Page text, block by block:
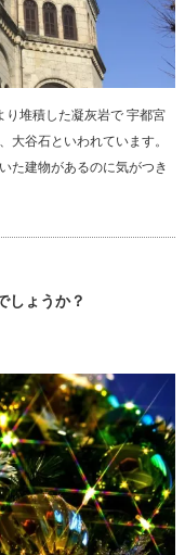
り堆積した凝灰岩で 宇都宮
大谷石といわれています。
た建物があるのに気がつき
しょうか？